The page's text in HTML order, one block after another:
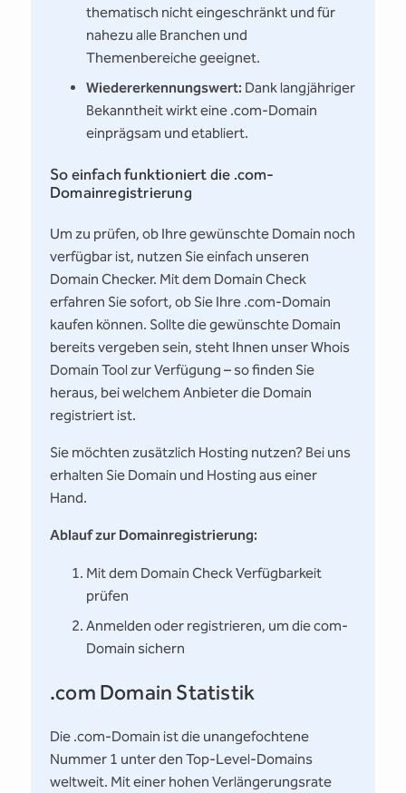
thematisch nicht eingeschränkt und für
nahezu alle Branchen und
Themenbereiche geeignet.
Wiedererkennungswert: Dank langjähriger
Bekanntheit wirkt eine .com-Domain
einprägsam und etabliert.
So einfach funktioniert die .com-
Domainregistrierung
Um zu prüfen, ob Ihre gewünschte Domain noch
verfügbar ist, nutzen Sie einfach unseren
Domain Checker. Mit dem Domain Check
erfahren Sie sofort, ob Sie Ihre .com-Domain
kaufen können. Sollte die gewünschte Domain
bereits vergeben sein, steht Ihnen unser Whois
Domain Tool zur Verfügung – so finden Sie
heraus, bei welchem Anbieter die Domain
registriert ist.
Sie möchten zusätzlich Hosting nutzen? Bei uns
erhalten Sie Domain und Hosting aus einer
Hand.
Ablauf zur Domainregistrierung:
Mit dem Domain Check Verfügbarkeit
prüfen
Anmelden oder registrieren, um die com-
Domain sichern
.com Domain Statistik
Die .com-Domain ist die unangefochtene
Nummer 1 unter den Top-Level-Domains
weltweit. Mit einer hohen Verlängerungsrate